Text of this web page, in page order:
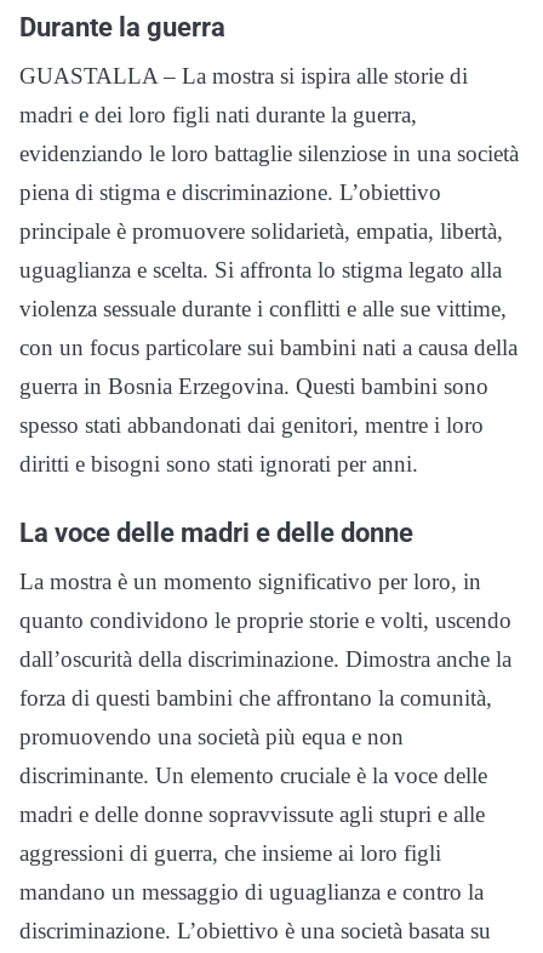
Durante la guerra
GUASTALLA – La mostra si ispira alle storie di
madri e dei loro figli nati durante la guerra,
evidenziando le loro battaglie silenziose in una società
piena di stigma e discriminazione. L’obiettivo
principale è promuovere solidarietà, empatia, libertà,
uguaglianza e scelta. Si affronta lo stigma legato alla
violenza sessuale durante i conflitti e alle sue vittime,
con un focus particolare sui bambini nati a causa della
guerra in Bosnia Erzegovina. Questi bambini sono
spesso stati abbandonati dai genitori, mentre i loro
diritti e bisogni sono stati ignorati per anni.
La voce delle madri e delle donne
La mostra è un momento significativo per loro, in
quanto condividono le proprie storie e volti, uscendo
dall’oscurità della discriminazione. Dimostra anche la
forza di questi bambini che affrontano la comunità,
promuovendo una società più equa e non
discriminante. Un elemento cruciale è la voce delle
madri e delle donne sopravvissute agli stupri e alle
aggressioni di guerra, che insieme ai loro figli
mandano un messaggio di uguaglianza e contro la
discriminazione. L’obiettivo è una società basata su